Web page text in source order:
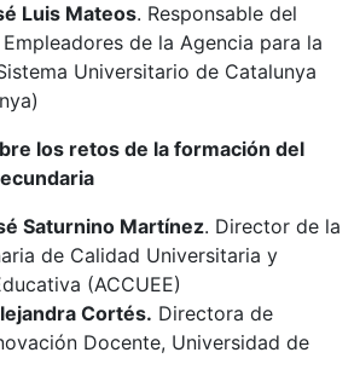
Luis Mateos. Responsable del
de la Agencia para la
Universitario de Catalunya
los retos de la formación del
Saturnino Martínez. Director de la
de Calidad Universitaria y
(ACCUEE)
Cortés. Directora de
Docente, Universidad de